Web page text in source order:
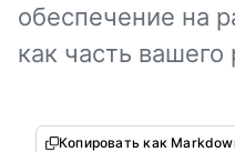
обеспечение на
как часть вашего
Копировать как